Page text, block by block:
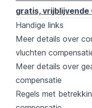
gratis, vrijblijvende
Handige links
Meer details over
vluchten
Meer details over
compensatie
Regels met